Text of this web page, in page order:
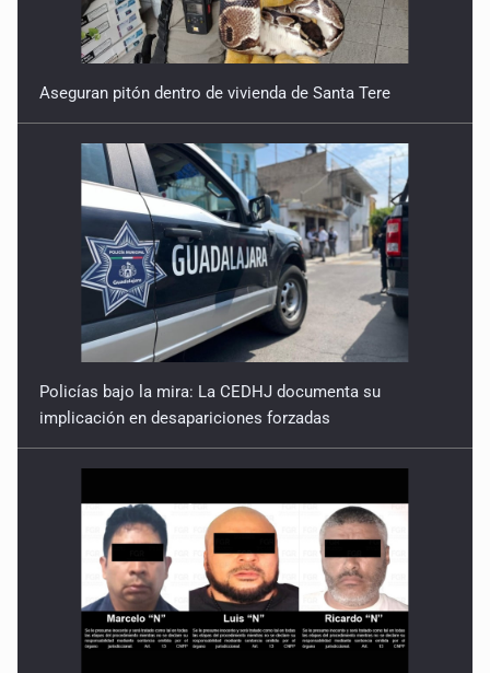
Aseguran pitón dentro de vivienda de Santa Tere
Policías bajo la mira: La CEDHJ documenta su
implicación en desapariciones forzadas